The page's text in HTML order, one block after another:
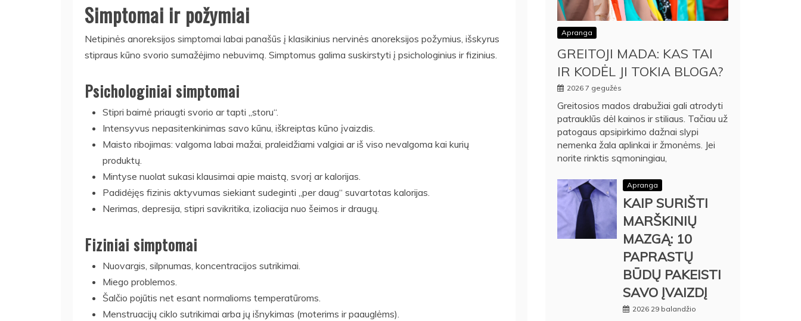
Simptomai ir požymiai
Netipinės anoreksijos simptomai labai panašūs į klasikinius nervinės anoreksijos požymius, išskyrus
stipraus kūno svorio sumažėjimo nebuvimą. Simptomus galima suskirstyti į psichologinius ir fizinius.
Psichologiniai simptomai
Stipri baimė priaugti svorio ar tapti „storu“.
Intensyvus nepasitenkinimas savo kūnu, iškreiptas kūno įvaizdis.
Maisto ribojimas: valgoma labai mažai, praleidžiami valgiai ar iš viso nevalgoma kai kurių
produktų.
Mintyse nuolat sukasi klausimai apie maistą, svorį ar kalorijas.
Padidėjęs fizinis aktyvumas siekiant sudeginti „per daug“ suvartotas kalorijas.
Nerimas, depresija, stipri savikritika, izoliacija nuo šeimos ir draugų.
Fiziniai simptomai
Nuovargis, silpnumas, koncentracijos sutrikimai.
Miego problemos.
Šalčio pojūtis net esant normalioms temperatūroms.
Menstruacijų ciklo sutrikimai arba jų išnykimas (moterims ir paauglėms).
Apranga
GREITOJI MADA: KAS TAI
IR KODĖL JI TOKIA BLOGA?
2026 7 gegužės
Greitosios mados drabužiai gali atrodyti
patrauklūs dėl kainos ir stiliaus. Tačiau už
patogaus apsipirkimo dažnai slypi
nemenka žala aplinkai ir žmonėms. Jei
norite rinktis sąmoningiau,
Apranga
KAIP SURIŠTI
MARŠKINIŲ
MAZGĄ: 10
PAPRASTŲ
BŪDŲ PAKEISTI
SAVO ĮVAIZDĮ
2026 29 balandžio